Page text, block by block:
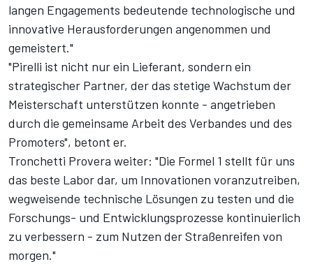
langen Engagements bedeutende technologische und
innovative Herausforderungen angenommen und
gemeistert."
"Pirelli ist nicht nur ein Lieferant, sondern ein
strategischer Partner, der das stetige Wachstum der
Meisterschaft unterstützen konnte - angetrieben
durch die gemeinsame Arbeit des Verbandes und des
Promoters", betont er.
Tronchetti Provera weiter: "Die Formel 1 stellt für uns
das beste Labor dar, um Innovationen voranzutreiben,
wegweisende technische Lösungen zu testen und die
Forschungs- und Entwicklungsprozesse kontinuierlich
zu verbessern - zum Nutzen der Straßenreifen von
morgen."